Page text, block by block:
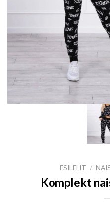
ESILEHT /
Komplekt